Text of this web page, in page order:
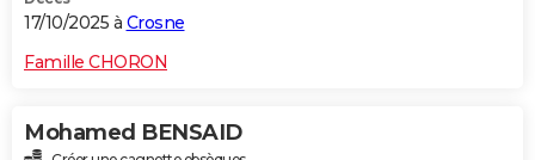
17/10/2025 à Crosne
Famille CHORON
Mohamed BENSAID